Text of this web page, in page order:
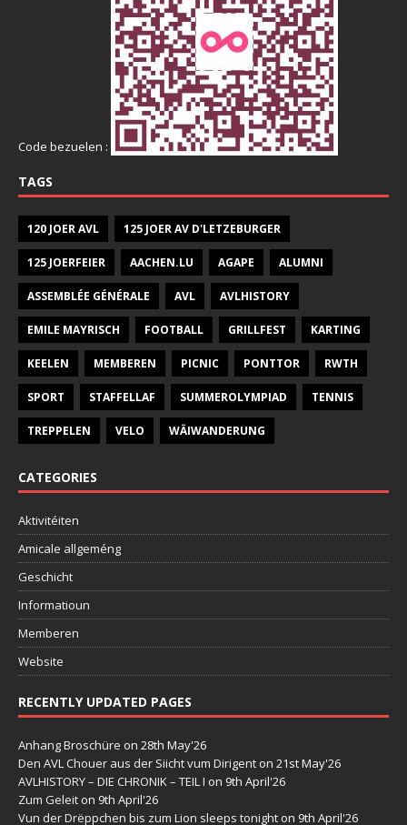
Code bezuelen :
TAGS
120 JOER AVL 125 JOER AV D'LETZEBURGER
125 JOERFEIER AACHEN.LU AGAPE ALUMNI
ASSEMBLÉE GÉNÉRALE AVL AVLHISTORY
EMILE MAYRISCH FOOTBALL GRILLFEST KARTING
KEELEN MEMBEREN PICNIC PONTTOR RWTH
SPORT STAFFELLAF SUMMEROLYMPIAD TENNIS
TREPPELEN VELO WÄIWANDERUNG
CATEGORIES
Aktivitéiten
Amicale allgeméng
Geschicht
Informatioun
Memberen
Website
RECENTLY UPDATED PAGES
Anhang Broschüre on 28th May'26
Den AVL Chouer aus der Siicht vum Dirigent on 21st May'26
AVLHISTORY – DIE CHRONIK – TEIL I on 9th April'26
Zum Geleit on 9th April'26
Vun der Drëppchen bis zum Lion sleeps tonight on 9th April'26